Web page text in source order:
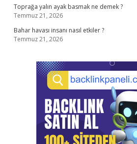
Toprağa yalın ayak basmak ne demek ?
Temmuz 21, 2026
Bahar havası insanı nasıl etkiler ?
Temmuz 21, 2026